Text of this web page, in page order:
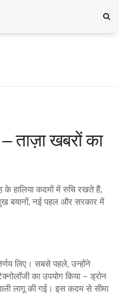
– ताज़ा खबरों का
के हालिया कदमों में रुचि रखते हैं,
बयानों, नई पहल और सरकार में
लिए। सबसे पहले, उन्होंने
का उपयोग किया – ड्रोन
लागू की गई। इस कदम से सीमा